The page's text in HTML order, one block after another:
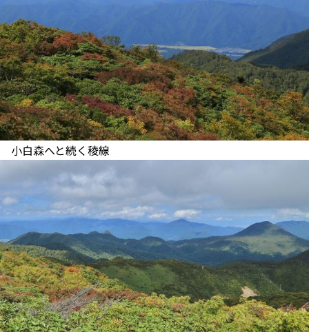
小白森へと続く稜線